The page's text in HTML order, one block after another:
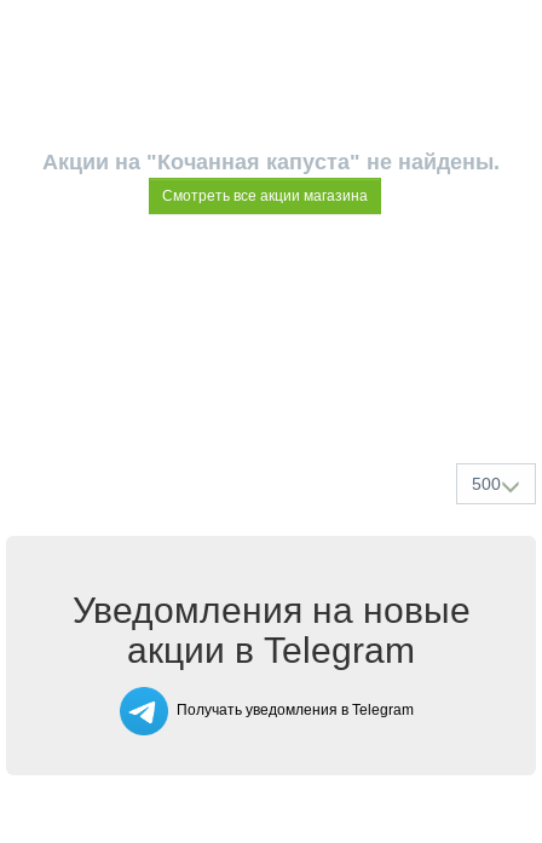
Акции на "Кочанная капуста" не найдены.
Смотреть все акции магазина
500
Уведомления на новые
акции в Telegram
Получать уведомления в Telegram